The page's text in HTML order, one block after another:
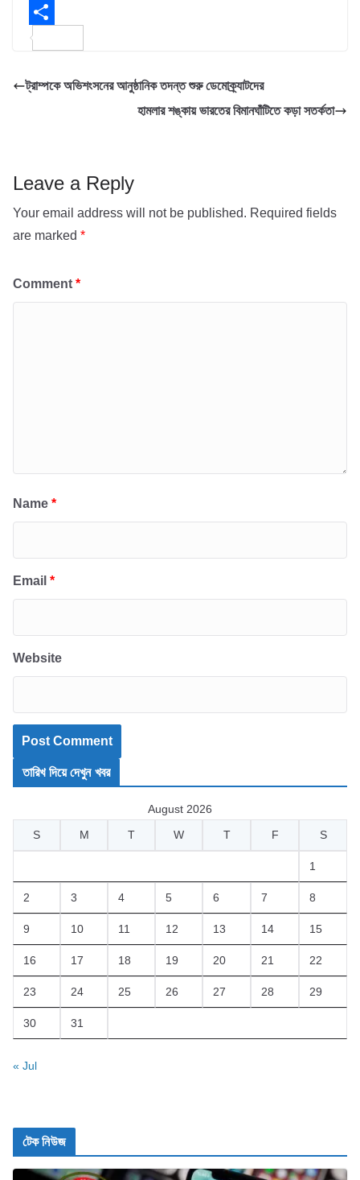
e
b
o
t
e
h
a
s
E
m
i
a
ট্রাম্পকে অভিশংসনের আনুষ্ঠানিক তদন্ত শুরু ডেমোক্র্যাটদের
হামলার শঙ্কায় ভারতের বিমানঘাঁটিতে কড়া সতর্কতা
Leave a Reply
Your email address will not be published. Required fields
are marked *
Comment *
Name *
Email *
Website
তারিখ দিয়ে দেখুন খবর
August 2026
S
M T W T F S
1
2 3 4 5 6 7 8
9 10 11 12 13 14 15
16 17 18 19 20 21 22
23 24 25 26 27 28 29
30 31
« Jul
টেক নিউজ